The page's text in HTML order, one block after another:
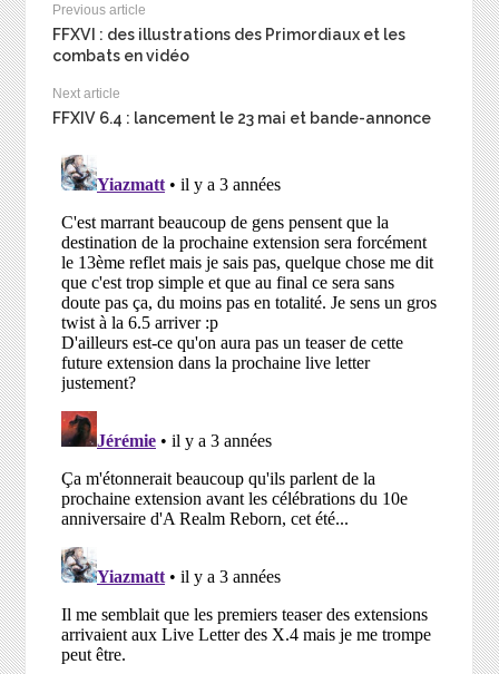
Previous article
FFXVI : des illustrations des Primordiaux et les
combats en vidéo
Next article
FFXIV 6.4 : lancement le 23 mai et bande-annonce